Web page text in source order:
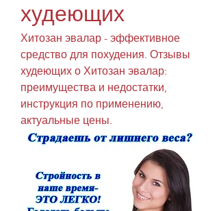
худеющих
Хитозан эвалар - эффективное
средство для похудения. Отзывы
худеющих о Хитозан эвалар:
преимущества и недостатки,
инструкция по применению,
актуальные цены.